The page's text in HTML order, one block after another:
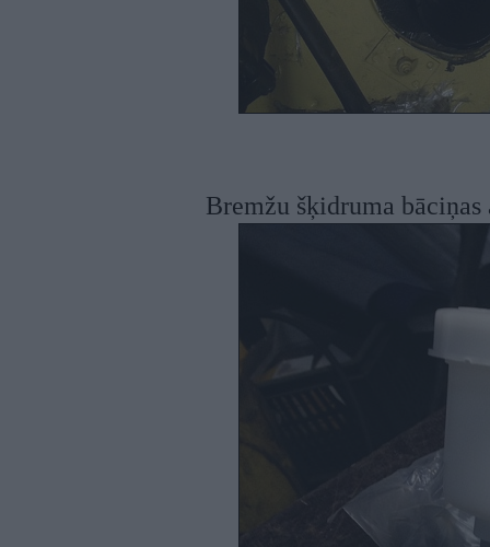
Bremžu šķidruma